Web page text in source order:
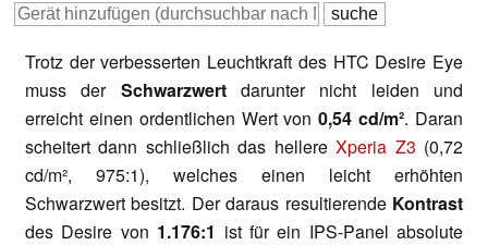
Trotz der verbesserten Leuchtkraft des HTC Desire Eye
muss der Schwarzwertdarunter nicht leiden und
erreicht einen ordentlichen Wert von0,54 cd/m². Daran
scheitert dann schließlich das hellereXperia Z3 (0,72
cd/m², 975:1), welches einen leicht erhöhten
Schwarzwert besitzt. Der daraus resultierende Kontrast
des Desire von 1.176:1 ist für ein IPS-Panel absolute